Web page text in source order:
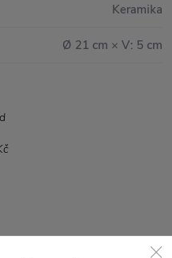
Keramika
Ø 21 cm × V: 5 cm